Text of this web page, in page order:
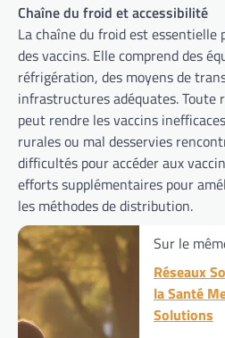
Chaîne du froid et accessibilité
La chaîne du froid est
des vaccins. Elle comprend des
réfrigération, des moyens de
infrastructures adéquates. Toute
peut rendre les vaccins
rurales ou mal desservies
difficultés pour accéder aux
efforts supplémentaires pour
les méthodes de distribution.
Sur le
Réseaux
la Santé
Solutions